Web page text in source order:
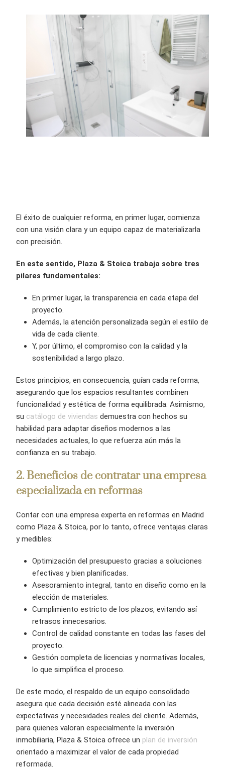
El éxito de cualquier reforma, en primer lugar, comienza
con una visión clara y un equipo capaz de materializarla
con precisión.
En este sentido, Plaza & Stoica trabaja sobre tres
pilares fundamentales:
En primer lugar, la transparencia en cada etapa del
proyecto.
Además, la atención personalizada según el estilo de
vida de cada cliente.
Y, por último, el compromiso con la calidad y la
sostenibilidad a largo plazo.
Estos principios, en consecuencia, guían cada reforma,
asegurando que los espacios resultantes combinen
funcionalidad y estética de forma equilibrada. Asimismo,
su catálogo de viviendas demuestra con hechos su
habilidad para adaptar diseños modernos a las
necesidades actuales, lo que refuerza aún más la
confianza en su trabajo.
2. Beneficios de contratar una empresa
especializada en reformas
Contar con una empresa experta en reformas en Madrid
como Plaza & Stoica, por lo tanto, ofrece ventajas claras
y medibles:
Optimización del presupuesto gracias a soluciones
efectivas y bien planificadas.
Asesoramiento integral, tanto en diseño como en la
elección de materiales.
Cumplimiento estricto de los plazos, evitando así
retrasos innecesarios.
Control de calidad constante en todas las fases del
proyecto.
Gestión completa de licencias y normativas locales,
lo que simplifica el proceso.
De este modo, el respaldo de un equipo consolidado
asegura que cada decisión esté alineada con las
expectativas y necesidades reales del cliente. Además,
para quienes valoran especialmente la inversión
inmobiliaria, Plaza & Stoica ofrece un plan de inversión
orientado a maximizar el valor de cada propiedad
reformada.